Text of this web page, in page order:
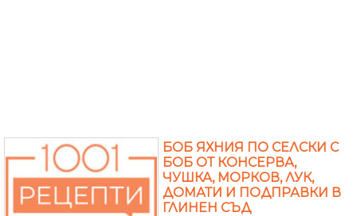
БОБ ЯХНИЯ ПО СЕЛСКИ С
БОБ ОТ КОНСЕРВА,
ЧУШКА, МОРКОВ, ЛУК,
ДОМАТИ И ПОДПРАВКИ В
ГЛИНЕН СЪД